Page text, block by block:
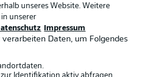
unseres Website. Weitere
unserer
Impressum
Daten, um Folgendes